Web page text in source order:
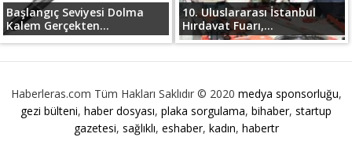
Başlangıç Seviyesi Dolma
Kalem Gerçekten...
10. Uluslararası İstanbul
Hırdavat Fuarı,...
Haberleras.com Tüm Hakları Saklıdır © 2020 medya sponsorluğu,
gezi bülteni, haber dosyası, plaka sorgulama, bihaber, startup
gazetesi, sağlıklı, eshaber, kadın, habertr